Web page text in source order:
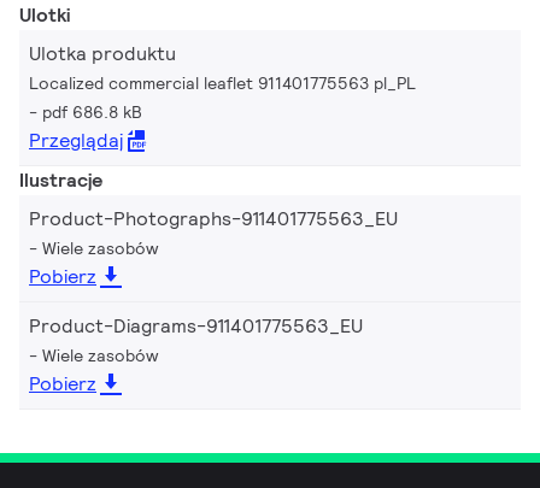
Ulotki
Ulotka produktu
Localized commercial leaflet 911401775563 pl_PL
pdf 686.8 kB
Przeglądaj
Ilustracje
Product-Photographs-911401775563_EU
Wiele zasobów
Pobierz
Product-Diagrams-911401775563_EU
Wiele zasobów
Pobierz